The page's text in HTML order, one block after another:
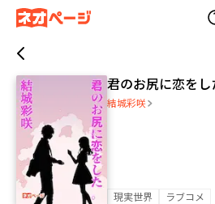
君のお尻に恋をし
結城彩咲
現実世界 ラブコメ